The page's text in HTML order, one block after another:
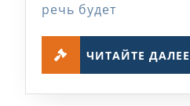
речь будет
ЧИТАЙТЕ ДАЛЕЕ